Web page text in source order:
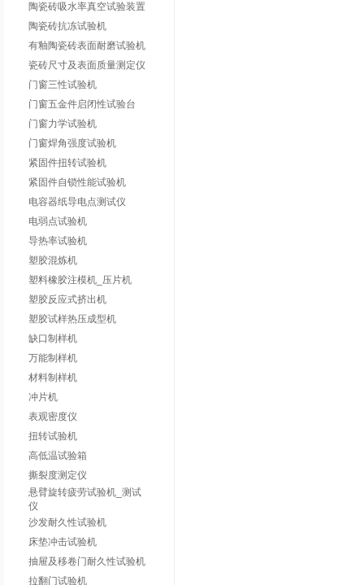
陶瓷砖吸水率真空试验装置
陶瓷砖抗冻试验机
有釉陶瓷砖表面耐磨试验机
瓷砖尺寸及表面质量测定仪
门窗三性试验机
门窗五金件启闭性试验台
门窗力学试验机
门窗焊角强度试验机
紧固件扭转试验机
紧固件自锁性能试验机
电容器纸导电点测试仪
电弱点试验机
导热率试验机
塑胶混炼机
塑料橡胶注模机_压片机
塑胶反应式挤出机
塑胶试样热压成型机
缺口制样机
万能制样机
材料制样机
冲片机
表观密度仪
扭转试验机
高低温试验箱
撕裂度测定仪
悬臂旋转疲劳试验机_测试
仪
沙发耐久性试验机
床垫冲击试验机
抽屉及移卷门耐久性试验机
拉翻门试验机